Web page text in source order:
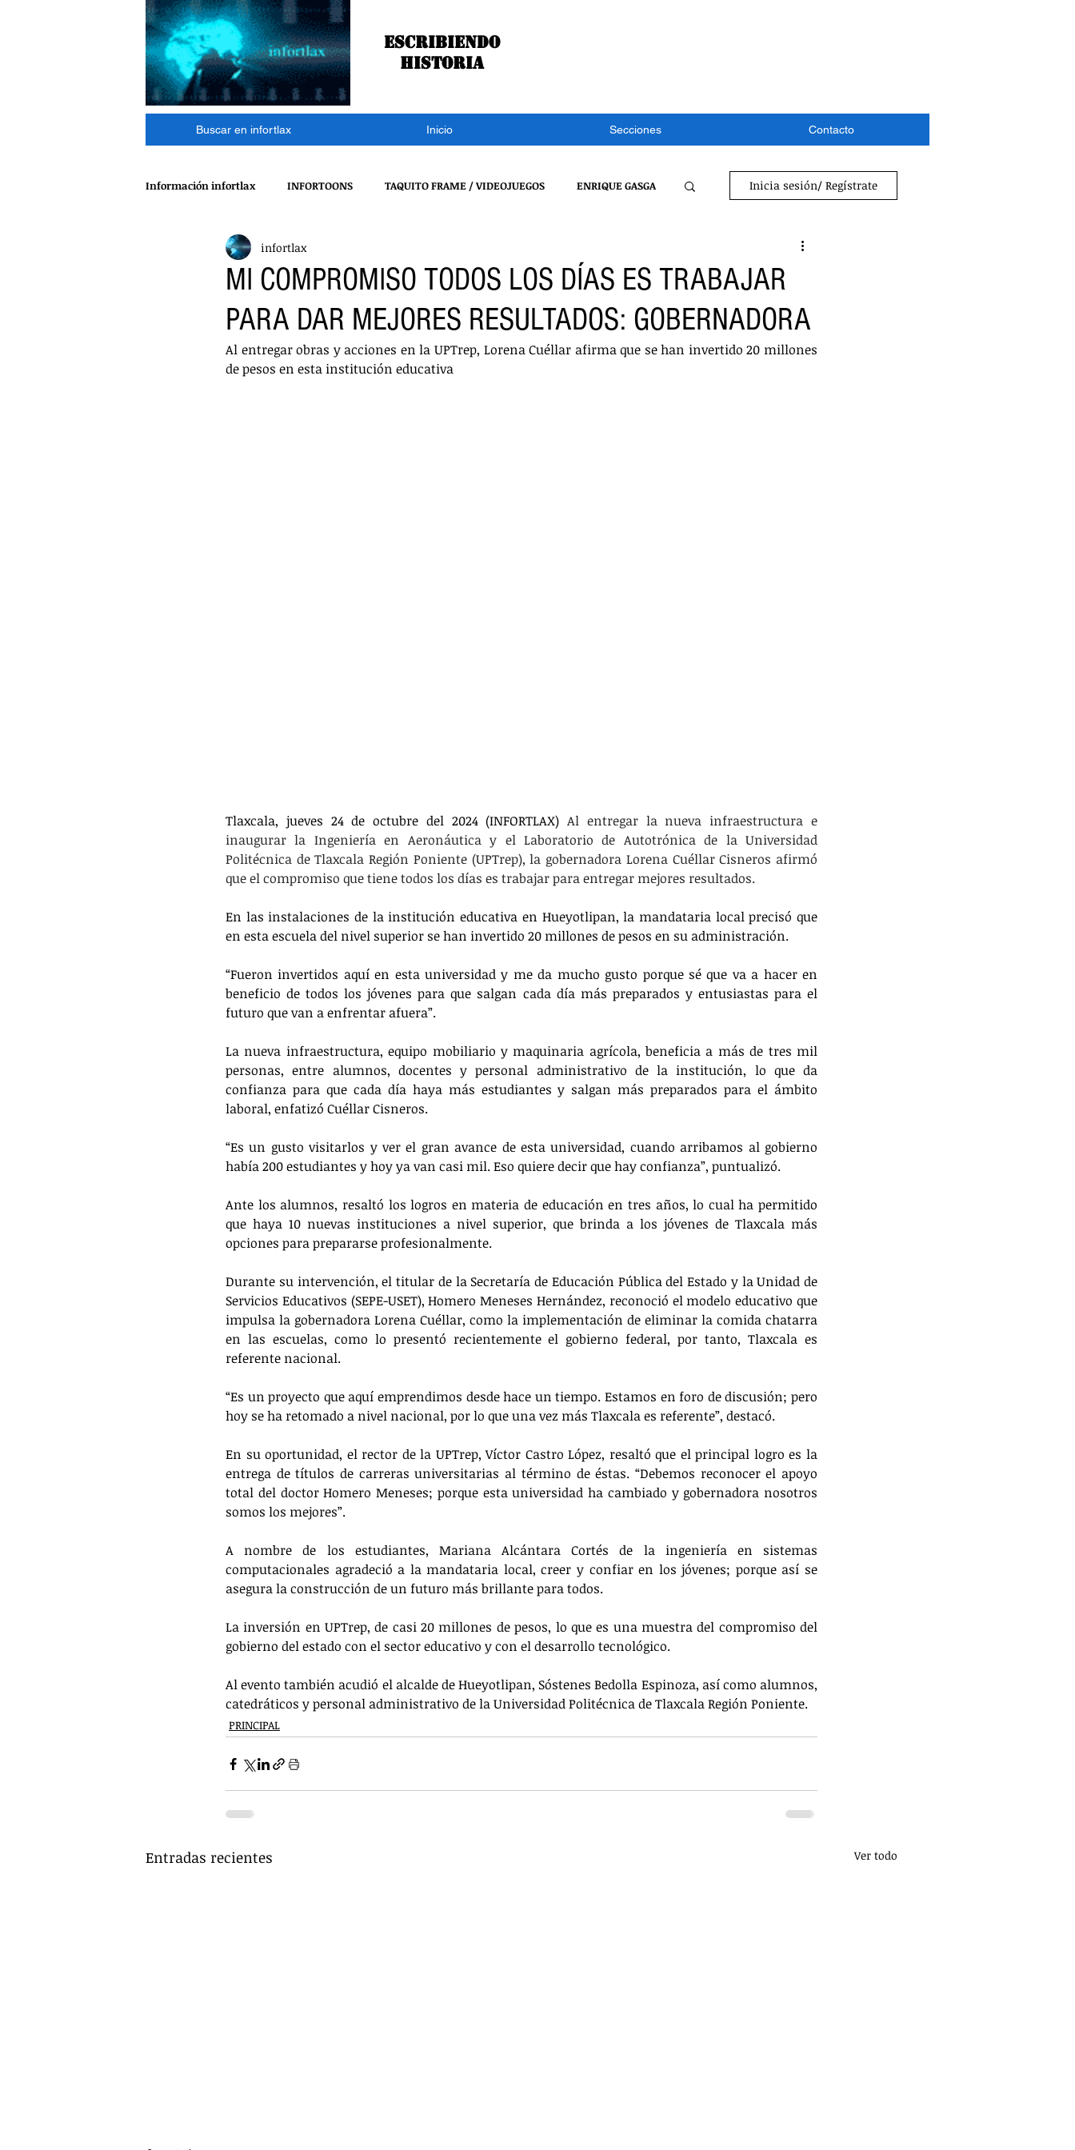
Buscar en infortlax Inicio Secciones Contacto
Escribiendo
historia
Información infortlax INFORTOONS TAQUITO FRAME / VIDEOJUEGOS ENRIQUE GASGA
ESPECTACULOS CINE
INTERNACIONAL REFLEXIONES DE UN BURRO VIDEOJUEGOS
PRINCIPAL DEPORTES EDUCACIÓN
Inicia sesión/ Regístrate
MI COMPROMISO TODOS LOS DÍAS ES TRABAJAR
PARA DAR MEJORES RESULTADOS: GOBERNADORA
infortlax
Al entregar obras y acciones en la UPTrep, Lorena Cuéllar afirma que se han invertido 20 millones
de pesos en esta institución educativa
Tlaxcala, jueves 24 de octubre del 2024 (INFORTLAX) Al entregar la nueva infraestructura e
inaugurar la Ingeniería en Aeronáutica y el Laboratorio de Autotrónica de la Universidad
Politécnica de Tlaxcala Región Poniente (UPTrep), la gobernadora Lorena Cuéllar Cisneros afirmó
que el compromiso que tiene todos los días es trabajar para entregar mejores resultados.
En las instalaciones de la institución educativa en Hueyotlipan, la mandataria local precisó que
en esta escuela del nivel superior se han invertido 20 millones de pesos en su administración.
“Fueron invertidos aquí en esta universidad y me da mucho gusto porque sé que va a hacer en
beneficio de todos los jóvenes para que salgan cada día más preparados y entusiastas para el
futuro que van a enfrentar afuera”.
La nueva infraestructura, equipo mobiliario y maquinaria agrícola, beneficia a más de tres mil
personas, entre alumnos, docentes y personal administrativo de la institución, lo que da
confianza para que cada día haya más estudiantes y salgan más preparados para el ámbito
laboral, enfatizó Cuéllar Cisneros.
“Es un gusto visitarlos y ver el gran avance de esta universidad, cuando arribamos al gobierno
había 200 estudiantes y hoy ya van casi mil. Eso quiere decir que hay confianza”, puntualizó.
Ante los alumnos, resaltó los logros en materia de educación en tres años, lo cual ha permitido
que haya 10 nuevas instituciones a nivel superior, que brinda a los jóvenes de Tlaxcala más
opciones para prepararse profesionalmente.
Durante su intervención, el titular de la Secretaría de Educación Pública del Estado y la Unidad de
Servicios Educativos (SEPE-USET), Homero Meneses Hernández, reconoció el modelo educativo que
impulsa la gobernadora Lorena Cuéllar, como la implementación de eliminar la comida chatarra
en las escuelas, como lo presentó recientemente el gobierno federal, por tanto, Tlaxcala es
referente nacional.
“Es un proyecto que aquí emprendimos desde hace un tiempo. Estamos en foro de discusión; pero
hoy se ha retomado a nivel nacional, por lo que una vez más Tlaxcala es referente”, destacó.
En su oportunidad, el rector de la UPTrep, Víctor Castro López, resaltó que el principal logro es la
entrega de títulos de carreras universitarias al término de éstas. “Debemos reconocer el apoyo
total del doctor Homero Meneses; porque esta universidad ha cambiado y gobernadora nosotros
somos los mejores”.
A nombre de los estudiantes, Mariana Alcántara Cortés de la ingeniería en sistemas
computacionales agradeció a la mandataria local, creer y confiar en los jóvenes; porque así se
asegura la construcción de un futuro más brillante para todos.
La inversión en UPTrep, de casi 20 millones de pesos, lo que es una muestra del compromiso del
gobierno del estado con el sector educativo y con el desarrollo tecnológico.
Al evento también acudió el alcalde de Hueyotlipan, Sóstenes Bedolla Espinoza, así como alumnos,
catedráticos y personal administrativo de la Universidad Politécnica de Tlaxcala Región Poniente.
PRINCIPAL
Entradas recientes Ver todo